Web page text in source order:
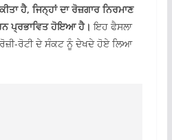
ਹੈ, ਜਿਨ੍ਹਾਂ ਦਾ ਰੋਜ਼ਗਾਰ ਨਿਰਮਾਣ
ਪ੍ਰਭਾਵਿਤ ਹੋਇਆ ਹੈ। ਇਹ ਫੈਸਲਾ
ਰੋਟੀ ਦੇ ਸੰਕਟ ਨੂੰ ਦੇਖਦੇ ਹੋਏ ਲਿਆ